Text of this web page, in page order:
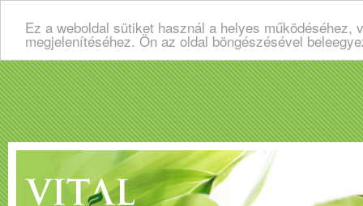
Ez a weboldal sütiket használ a helyes
megjelenítéséhez. Ön az oldal böngészésével